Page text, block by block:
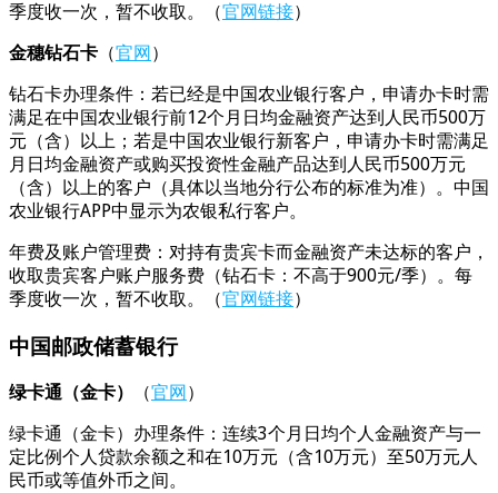
季度收一次，暂不收取。（官网链接）
金穗钻石卡 （官网）
钻石卡办理条件：若已经是中国农业银行客户，申请办卡时需
满足在中国农业银行前12个月日均金融资产达到人民币500万
元（含）以上；若是中国农业银行新客户，申请办卡时需满足
月日均金融资产或购买投资性金融产品达到人民币500万元
（含）以上的客户（具体以当地分行公布的标准为准）。中国
农业银行APP中显示为农银私行客户。
年费及账户管理费：对持有贵宾卡而金融资产未达标的客户，
收取贵宾客户账户服务费（钻石卡：不高于900元/季）。每
季度收一次，暂不收取。（官网链接）
中国邮政储蓄银行
绿卡通（金卡） （官网 ）
绿卡通（金卡）办理条件：连续3个月日均个人金融资产与一
定比例个人贷款余额之和在10万元（含10万元）至50万元人
民币或等值外币之间。